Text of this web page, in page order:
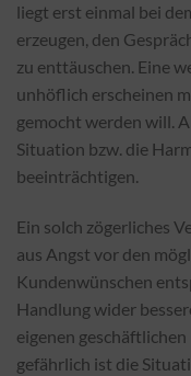
liegt erst einmal bei
erzeugen, den
zu enttäuschen. Eine
unhöflich erscheinen
gemocht werden will.
Situation bzw. die
beeinträchtigen.
Ein solch zögerliches
aus Angst vor den
Kundenwünschen
Handlung wider
eigenen
gefährlich ist die